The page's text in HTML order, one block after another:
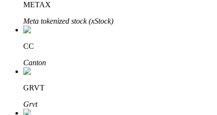
Pelajari Staking
Pelajari tentang mendapatkan penghasilan pasif
Bitrue
METAX
Meta tokenized stock (xStock)
CC
Canton
GRVT
Grvt